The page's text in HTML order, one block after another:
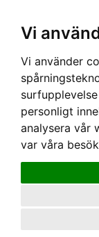
Vi
Vi använder
personligt
analysera vår
var våra
Denna
för